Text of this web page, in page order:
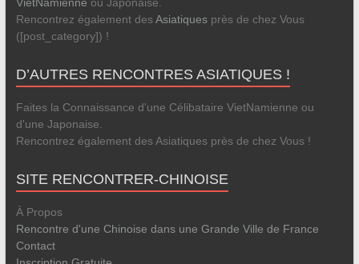
Rencontrez également desAsiatiquesprès de chez Vous
([post_category]) !
D’AUTRES RENCONTRES ASIATIQUES !
Faites la Connaissance d'une Célibataire VietNamienne ou
d'une Japonaise.
Rencontrez également des Asiatiques près de chez Vous !
SITE RENCONTRER-CHINOISE
À Propos
Rencontre d'une Chinoise dans une Grande Ville de France
Contact